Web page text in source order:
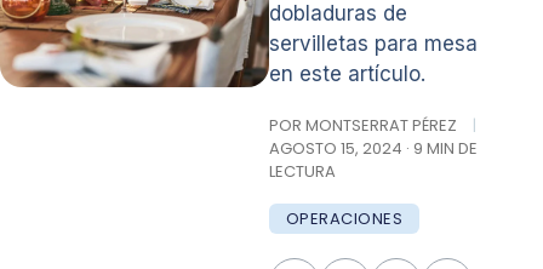
dobladuras de
servilletas para mesa
en este artículo.
POR MONTSERRAT PÉREZ
|
AGOSTO 15, 2024 · 9 MIN DE
LECTURA
OPERACIONES